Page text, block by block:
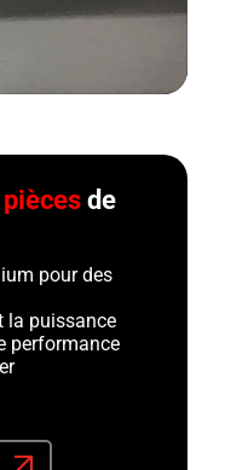
piècesde
pour des
la puissance
performance